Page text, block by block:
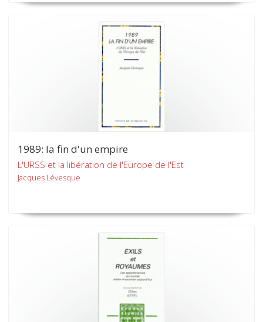
1989: la fin d'un empire
L'URSS et la libération de l'Europe de l'Est
Jacques Lévesque